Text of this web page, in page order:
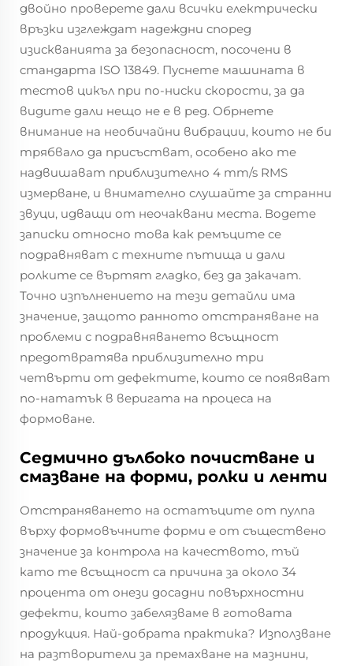
двойно проверете дали всички електрически
връзки изглеждат надеждни според
изискванията за безопасност, посочени в
стандарта ISO 13849. Пуснете машината в
тестов цикъл при по-ниски скорости, за да
видите дали нещо не е в ред. Обрнете
внимание на необичайни вибрации, които не би
трябвало да присъстват, особено ако те
надвишават приблизително 4 mm/s RMS
измерване, и внимателно слушайте за странни
звуци, идващи от неочаквани места. Водете
записки относно това как ремъците се
подравняват с техните пътища и дали
ролките се въртят гладко, без да закачат.
Точно изпълнението на тези детайли има
значение, защото ранното отстраняване на
проблеми с подравняването всъщност
предотвратява приблизително три
четвърти от дефектите, които се появяват
по-нататък в веригата на процеса на
формоване.
Седмично дълбоко почистване и
смазване на форми, ролки и ленти
Отстраняването на остатъците от пулпа
върху формовъчните форми е от съществено
значение за контрола на качеството, тъй
като те всъщност са причина за около 34
процента от онези досадни повърхностни
дефекти, които забелязваме в готовата
продукция. Най-добрата практика? Използване
на разтворители за премахване на мазнини,